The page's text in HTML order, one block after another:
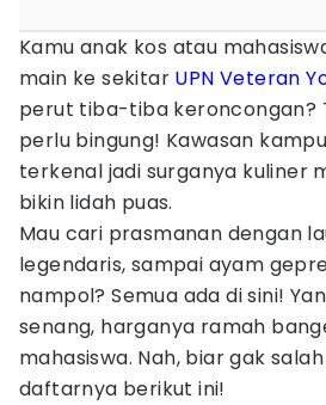
Kamu anak kos atau
main ke sekitar UPN Veteran
perut tiba-tiba keroncongan?
perlu bingung! Kawasan
terkenal jadi surganya kuliner
bikin lidah puas.
Mau cari prasmanan dengan
legendaris, sampai ayam
nampol? Semua ada di sini!
senang, harganya ramah
mahasiswa. Nah, biar gak
daftarnya berikut ini!